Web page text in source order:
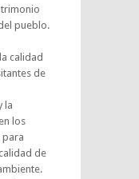
pueblo.
calidad
de
la
los
para
de